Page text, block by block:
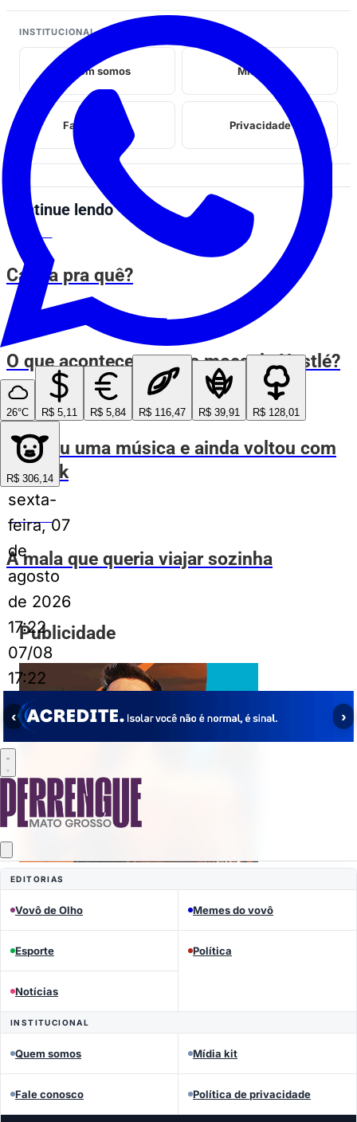
26°C R$ 5,11 R$ 5,84 R$ 116,47 R$ 39,91 R$ 128,01
R$ 306,14
sexta-
feira, 07
de
agosto
de 2026
17:22
07/08
17:22
‹ ›
EDITORIAS
Vovô de Olho Memes do vovô
Esporte Política
Notícias
INSTITUCIONAL
Quem somos Mídia kit
Fale conosco Política de privacidade
INSTITUCIONAL
Quem somos Midia kit
Fale conosco Privacidade
Continue lendo
ESPIA AÍ
Calma pra quê?
O que aconteceu com a moça da Nestlé?
ESPIA AÍ
Ganhou uma música e ainda voltou com
ex kkkk
ESPIA AÍ
A mala que queria viajar sozinha
Publicidade
Mais lidas